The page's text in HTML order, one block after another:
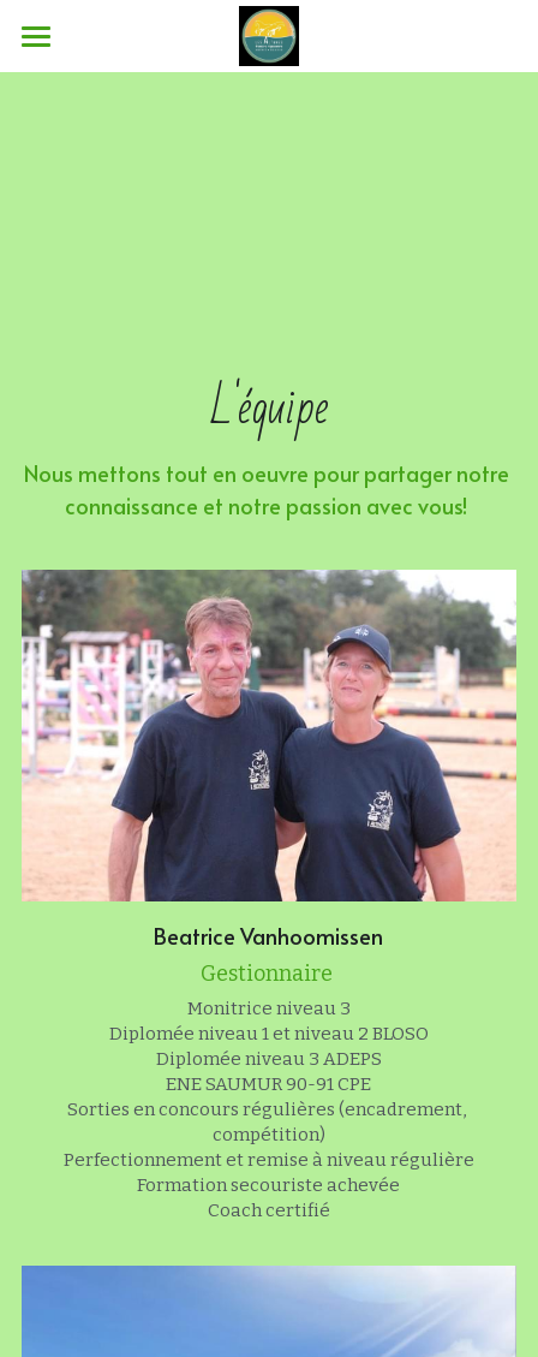
Bienvenue
Album photos
Liens & partenaires
L'équipe
Nous mettons tout en oeuvre pour partager notre
connaissance et notre passion avec vous!
Beatrice Vanhoomissen
Gestionnaire
Monitrice niveau 3
Diplomée niveau 1 et niveau 2 BLOSO
Diplomée niveau 3 ADEPS
ENE SAUMUR 90-91 CPE
Sorties en concours régulières (encadrement,
compétition)
Perfectionnement et remise à niveau régulière
Formation secouriste achevée
Coach certifié